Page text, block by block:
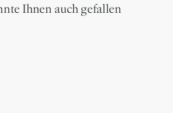
Ihnen auch gefallen